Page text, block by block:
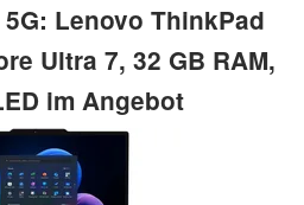
Lenovo ThinkPad
Ultra 7, 32 GB RAM,
im Angebot